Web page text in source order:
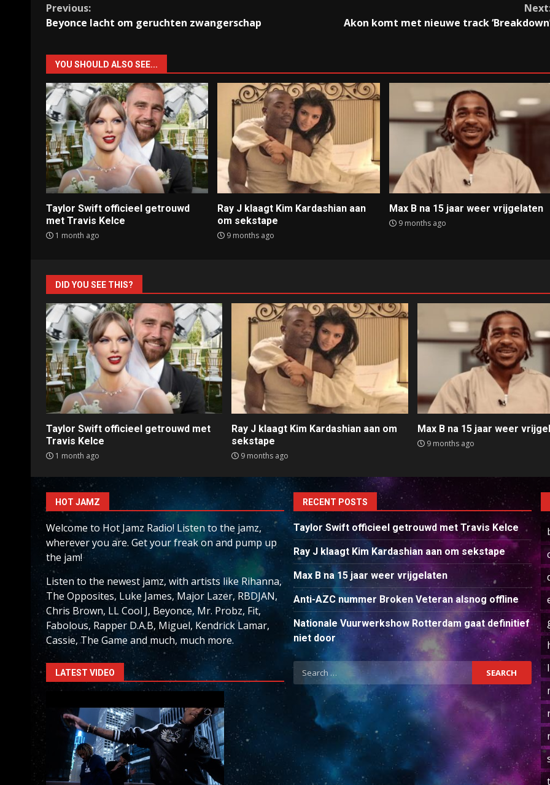
Continue
Reading
Previous:
Beyonce lacht om geruchten zwangerschap
Akon komt met nieuwe track
YOU SHOULD ALSO SEE...
Taylor Swift officieel getrouwd
met Travis Kelce
1 month ago
Ray J klaagt Kim Kardashian aan
om sekstape
9 months ago
Max B na 15 jaar weer vrijgelaten
9 months ago
DID YOU SEE THIS?
Taylor Swift officieel getrouwd met
Travis Kelce
1 month ago
Ray J klaagt Kim Kardashian aan om
sekstape
9 months ago
Max B na 15 jaar weer
9 months ago
HOT JAMZ
Welcome to Hot Jamz Radio! Listen to the jamz,
wherever you are. Get your freak on and pump up
the jam!
Listen to the newest jamz, with artists like Rihanna,
The Opposites, Luke James, Major Lazer, RBDJAN,
Chris Brown, LL Cool J, Beyonce, Mr. Probz, Fit,
Fabolous, Rapper D.A.B, Miguel, Kendrick Lamar,
Cassie, The Game and much, much more.
LATEST VIDEO
RECENT POSTS
Taylor Swift officieel getrouwd met Travis Kelce
Ray J klaagt Kim Kardashian aan om sekstape
Max B na 15 jaar weer vrijgelaten
Anti-AZC nummer Broken Veteran alsnog offline
Nationale Vuurwerkshow Rotterdam gaat definitief
niet door
Search
for: